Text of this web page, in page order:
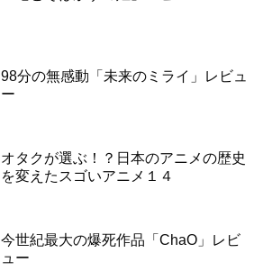
98分の無感動「未来のミライ」レビュ
ー
オタクが選ぶ！？日本のアニメの歴史
を変えたスゴいアニメ１４
今世紀最大の爆死作品「ChaO」レビ
ュー